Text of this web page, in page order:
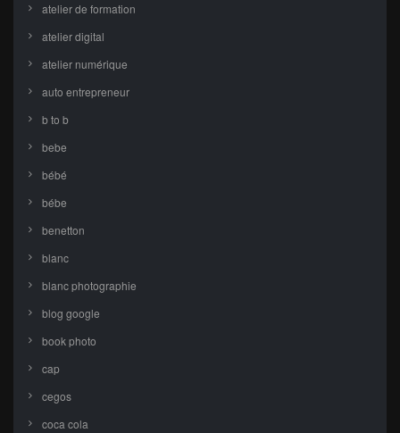
atelier de formation
atelier digital
atelier numérique
auto entrepreneur
b to b
bebe
bébé
bébe
benetton
blanc
blanc photographie
blog google
book photo
cap
cegos
coca cola